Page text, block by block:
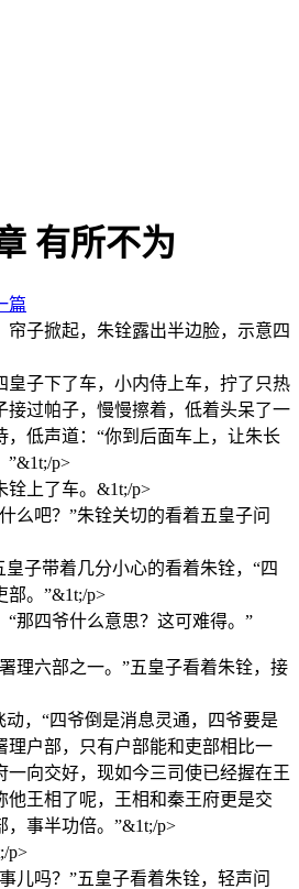
有所不为
篇
帘子掀起，朱铨露出半边脸，示意四
皇子下了车，小内侍上车，拧了只热
接过帕子，慢慢擦着，低着头呆了一
，低声道：“你到后面车上，让朱长
”&1t;/p>
铨上了车。&1t;/p>
么吧？”朱铨关切的看着五皇子问
子带着几分小心的看着朱铨，“四
部。”&1t;/p>
“那四爷什么意思？这可难得。”
理六部之一。”五皇子看着朱铨，接
动，“四爷倒是消息灵通，四爷要是
理户部，只有户部能和吏部相比一
一向交好，现如今三司使已经握在王
他王相了呢，王相和秦王府更是交
事半功倍。”&1t;/p>
p>
儿吗？”五皇子看着朱铨，轻声问